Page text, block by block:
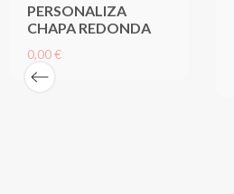
PERSONALIZA
CHAPA REDONDA
0,00 €